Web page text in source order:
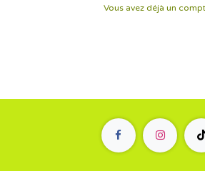
Vous avez déjà un